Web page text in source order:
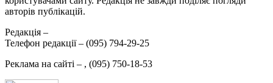
авторів публікацій.
Редакція –
Телефон редакції – (095) 794-29-25
Реклама на сайті – , (095) 750-18-53